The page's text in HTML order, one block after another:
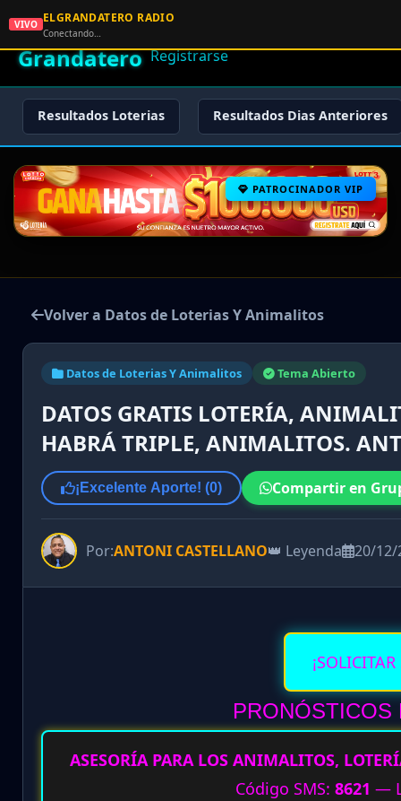
🌟 El
Grandatero Registrarse
Resultados Loterias Resultados Dias Anteriores
PATROCINADOR VIP
Volver a Datos de Loterias Y Animalitos
Datos de Loterias Y Animalitos Tema Abierto
DATOS GRATIS LOTERÍA,
HABRÁ TRIPLE, ANIMALITOS.
¡Excelente Aporte! (0) Compartir en
Por:ANTONI CASTELLANO👑 Leyenda 20/12/
PRONÓSTICOS
ASESORÍA PARA LOS ANIMALITOS,
Código SMS: 8621 —
VIVO ELGRANDATERO RADIO
Conectando…